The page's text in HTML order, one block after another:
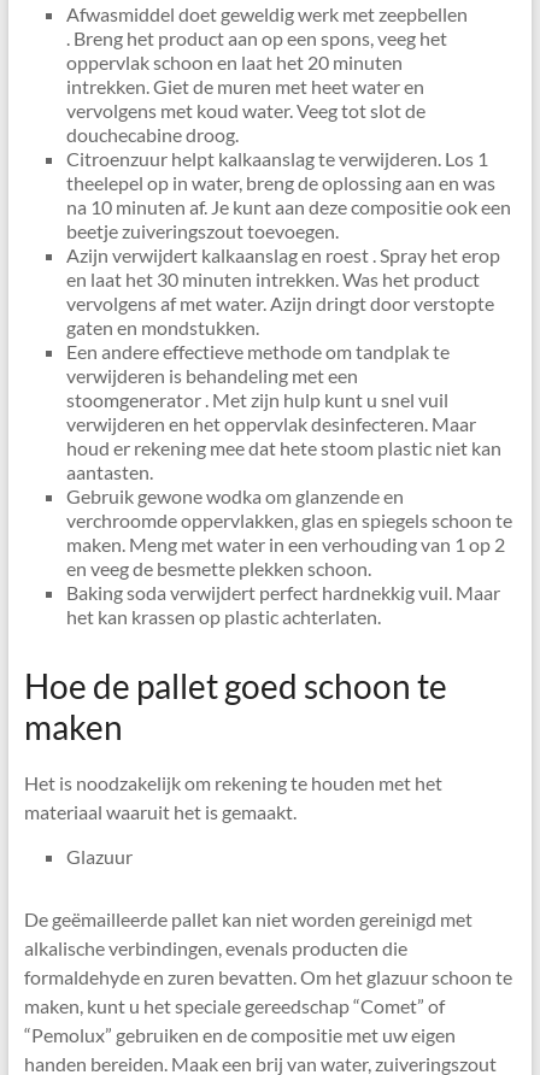
Afwasmiddel doet geweldig werk met zeepbellen
. Breng het product aan op een spons, veeg het
oppervlak schoon en laat het 20 minuten
intrekken. Giet de muren met heet water en
vervolgens met koud water. Veeg tot slot de
douchecabine droog.
Citroenzuur helpt kalkaanslag te verwijderen. Los 1
theelepel op in water, breng de oplossing aan en was
na 10 minuten af. Je kunt aan deze compositie ook een
beetje zuiveringszout toevoegen.
Azijn verwijdert kalkaanslag en roest . Spray het erop
en laat het 30 minuten intrekken. Was het product
vervolgens af met water. Azijn dringt door verstopte
gaten en mondstukken.
Een andere effectieve methode om tandplak te
verwijderen is behandeling met een
stoomgenerator . Met zijn hulp kunt u snel vuil
verwijderen en het oppervlak desinfecteren. Maar
houd er rekening mee dat hete stoom plastic niet kan
aantasten.
Gebruik gewone wodka om glanzende en
verchroomde oppervlakken, glas en spiegels schoon te
maken. Meng met water in een verhouding van 1 op 2
en veeg de besmette plekken schoon.
Baking soda verwijdert perfect hardnekkig vuil. Maar
het kan krassen op plastic achterlaten.
Hoe de pallet goed schoon te
maken
Het is noodzakelijk om rekening te houden met het
materiaal waaruit het is gemaakt.
Glazuur
De geëmailleerde pallet kan niet worden gereinigd met
alkalische verbindingen, evenals producten die
formaldehyde en zuren bevatten. Om het glazuur schoon te
maken, kunt u het speciale gereedschap “Comet” of
“Pemolux” gebruiken en de compositie met uw eigen
handen bereiden. Maak een brij van water, zuiveringszout